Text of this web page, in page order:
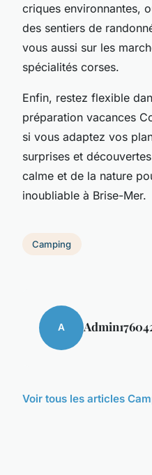
criques environnantes,
des sentiers de
vous aussi sur les
spécialités corses.
Enfin, restez flexible
préparation vacances
si vous adaptez vos
surprises et
calme et de la nature
inoubliable à Brise-Mer.
Camping
A
Voir tous les articles